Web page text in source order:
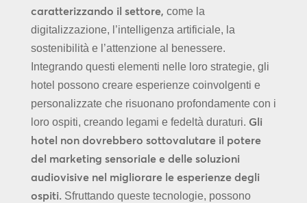
caratterizzando il settore, come la
digitalizzazione, l’intelligenza artificiale, la
sostenibilità e l’attenzione al benessere.
Integrando questi elementi nelle loro strategie, gli
hotel possono creare esperienze coinvolgenti e
personalizzate che risuonano profondamente con i
loro ospiti, creando legami e fedeltà duraturi. Gli
hotel non dovrebbero sottovalutare il potere
del marketing sensoriale e delle soluzioni
audiovisive nel migliorare le esperienze degli
ospiti.Sfruttando queste tecnologie, possono